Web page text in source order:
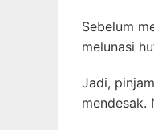
Sebelum
melunasi
Jadi,
mendesak.